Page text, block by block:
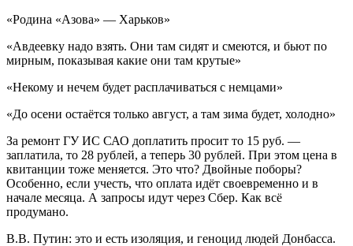
«Родина «Азова» — Харьков»
«Авдеевку надо взять. Они там сидят и смеются, и бьют по
мирным, показывая какие они там крутые»
«Некому и нечем будет расплачиваться с немцами»
«До осени остаётся только август, а там зима будет, холодно»
За ремонт ГУ ИС САО доплатить просит то 15 руб. —
заплатила, то 28 рублей, а теперь 30 рублей. При этом цена в
квитанции тоже меняется. Это что? Двойные поборы?
Особенно, если учесть, что оплата идёт своевременно и в
начале месяца. А запросы идут через Сбер. Как всё
продумано.
В.В. Путин: это и есть изоляция, и геноцид людей Донбасса.